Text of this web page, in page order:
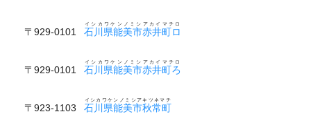
〒929-0101 石川県能美市赤井町ロ
イシカワケンノミシアカイマチロ
〒929-0101 石川県能美市赤井町ろ
イシカワケンノミシアカイマチロ
〒923-1103 石川県能美市秋常町
イシカワケンノミシアキツネマチ